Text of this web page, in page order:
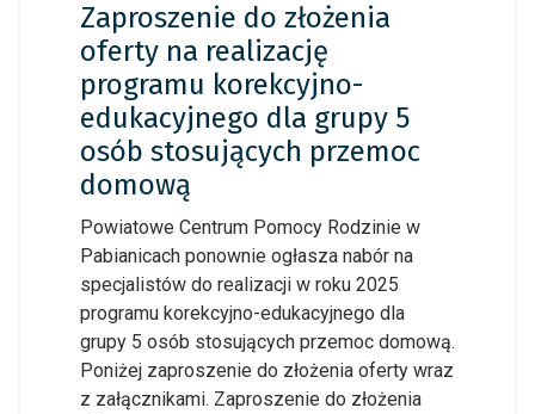
Zaproszenie do złożenia
oferty na realizację
programu korekcyjno-
edukacyjnego dla grupy 5
osób stosujących przemoc
domową
Powiatowe Centrum Pomocy Rodzinie w
Pabianicach ponownie ogłasza nabór na
specjalistów do realizacji w roku 2025
programu korekcyjno-edukacyjnego dla
grupy 5 osób stosujących przemoc domową.
Poniżej zaproszenie do złożenia oferty wraz
z załącznikami. Zaproszenie do złożenia